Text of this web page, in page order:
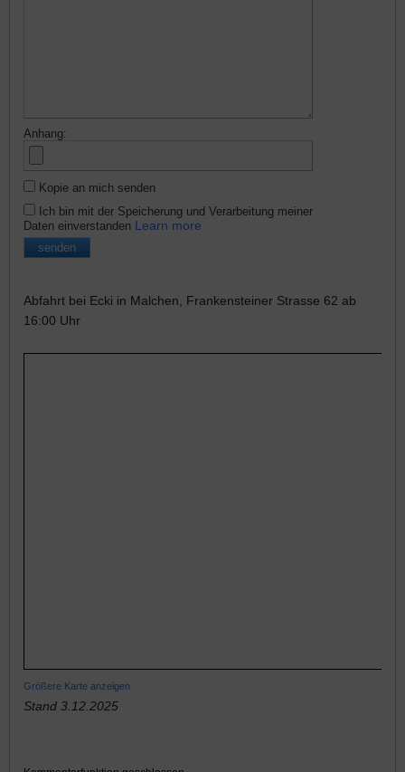
Anhang:
Kopie an mich senden
Ich bin mit der Speicherung und Verarbeitung meiner
Daten einverstanden Learn more
Abfahrt bei Ecki in Malchen, Frankensteiner Strasse 62 ab
16:00 Uhr
Größere Karte anzeigen
Stand 3.12.2025